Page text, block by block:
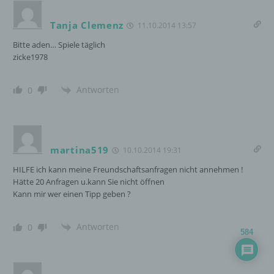
Tanja Clemenz 11.10.2014 13:57
Bitte aden… Spiele täglich
zicke1978
0 Antworten
martina519 10.10.2014 19:31
HILFE ich kann meine Freundschaftsanfragen nicht annehmen !
Hätte 20 Anfragen u.kann Sie nicht öffnen
Kann mir wer einen Tipp geben ?
0 Antworten 584
per E-Mail oder über ein Kontaktformular den
Verantwortlichen aufnimmt, werden die von der
betroffenen Person übermittelten
gespeichert. Solche auf freiwilliger Basis von einer
betroffenen Person an den für die Verarbeitung
betroffenen Person gespeichert. Es erfolgt keine
Dritte.